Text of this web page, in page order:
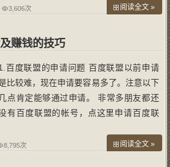
挂号牌或遮挡号牌的一次就将扣光12
内容自发布之日起施行，其他规定将于2
年
3,606次 阅读全文 »
赚钱的技巧
百度联盟的申请问题 百度联盟以前申请
比较难，现在申请要容易多了。注意以下
几点肯定能够通过申请。 非常多朋友都还
有百度联盟的帐号，点这里申请百度联
就能申请百度联盟。非常明显，成为百度
8,795次 阅读全文 »